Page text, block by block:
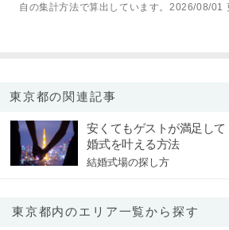
自の集計方法で算出しています。2026/08/01
東京都の関連記事
安くてもゲストが満足し
婚式を叶える方法
結婚式場の探し方
東京都内のエリア一覧から探す